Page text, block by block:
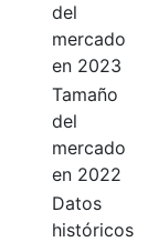
del
mercado
en 2023
Tamaño
del
mercado
en 2022
Datos
históricos